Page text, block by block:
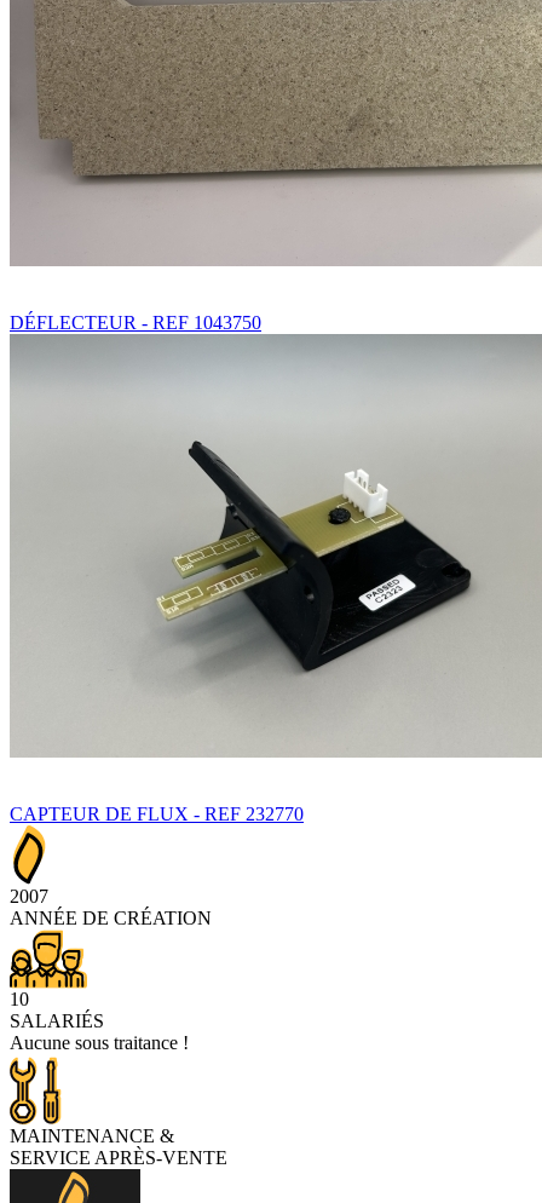
DÉFLECTEUR - REF 1043750
CAPTEUR DE FLUX - REF 232770
2007
ANNÉE DE CRÉATION
10
SALARIÉS
Aucune sous traitance !
MAINTENANCE &
SERVICE APRÈS-VENTE